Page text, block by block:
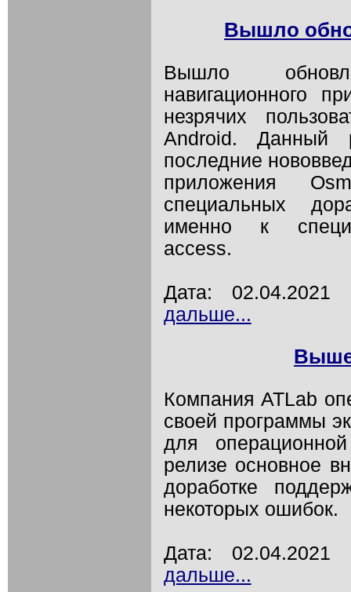
Вышло
Вышло
навигационного
незрячих
Android. Данный
последние
приложения
специальных
именно к
access.
Дата:
дальше...
Компания ATLab
своей программы
для
релизе основное
доработке
некоторых ошибок.
Дата:
дальше...